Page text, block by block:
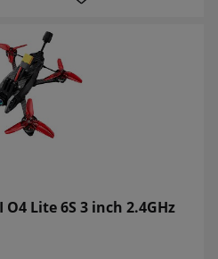
Lite 6S 3 inch 2.4GHz